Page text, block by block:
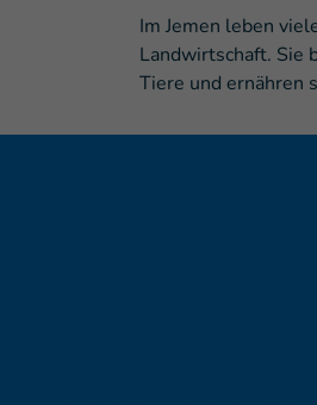
Im Jemen leben
Landwirtschaft. Sie
Tiere und ernähren